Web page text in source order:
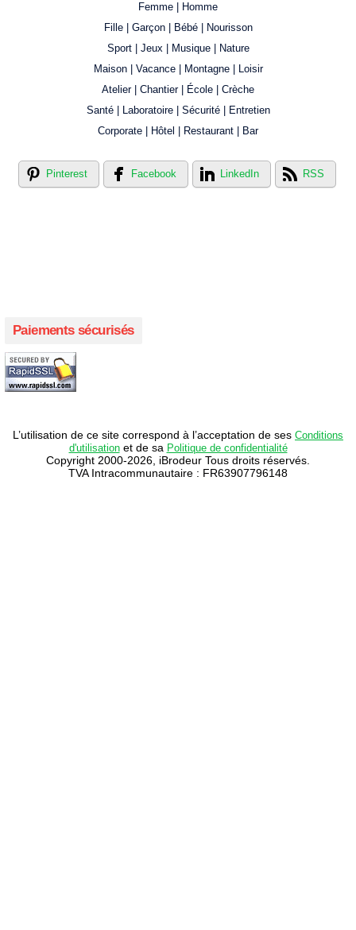
Femme | Homme
Fille | Garçon | Bébé | Nourisson
Sport | Jeux | Musique | Nature
Maison | Vacance | Montagne | Loisir
Atelier | Chantier | École | Crèche
Santé | Laboratoire | Sécurité | Entretien
Corporate | Hôtel | Restaurant | Bar
Pinterest Facebook LinkedIn RSS
Paiements sécurisés
L’utilisation de ce site correspond à l’acceptation de ses Conditions
d'utilisationet de sa Politique de confidentialité
Copyright 2000-2026, iBrodeur Tous droits réservés.
TVA Intracommunautaire : FR63907796148